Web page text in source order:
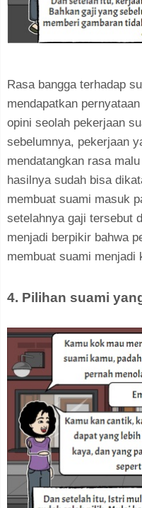
Rasa bangga terhadap
mendapatkan
opini seolah pekerjaan
sebelumnya, pekerjaan
mendatangkan rasa
hasilnya sudah bisa
membuat suami masuk
setelahnya gaji tersebut
menjadi berpikir bahwa
membuat suami menjadi
4. Pilihan suami